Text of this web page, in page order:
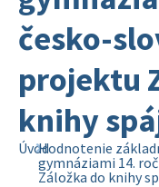
česko-
projektu
knihy
ÚvodHodnotenie
gymnáziami 14.
Záložka do knihy